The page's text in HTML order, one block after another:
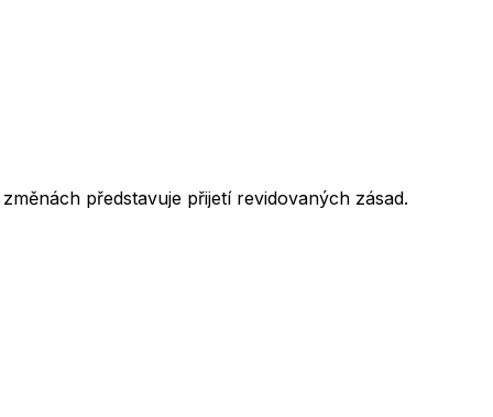
představuje přijetí revidovaných zásad.